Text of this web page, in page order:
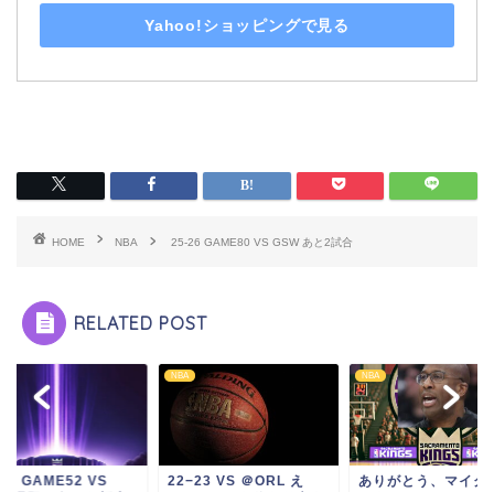
Yahoo!ショッピングで見る
HOME NBA 25-26 GAME80 VS GSW あと2試合
RELATED POST
GAME52 VS
NBA
22−23 VS ＠ORL え
NBA
ありがとう、マイク